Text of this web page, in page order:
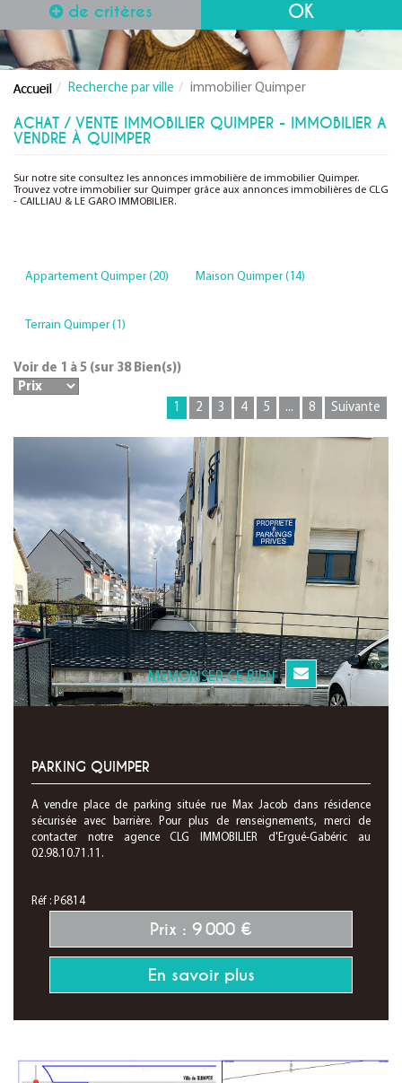
de critères
Recherche par ville immobilier Quimper
ACHAT / VENTE IMMOBILIER QUIMPER - IMMOBILIER A
VENDRE À QUIMPER
Sur notre site consultez les annonces immobilière de immobilier Quimper.
Trouvez votre immobilier sur Quimper grâce aux annonces immobilières de CLG
- CAILLIAU & LE GARO IMMOBILIER.
Appartement Quimper (20) Maison Quimper (14)
Terrain Quimper (1)
Voir de 1 à 5 (sur 38Bien(s))
1 2 3 4 5 ... 8 Suivante
MEMORISER CE BIEN
PARKING QUIMPER
A vendre place de parking située rue Max Jacob dans résidence
sécurisée avec barrière. Pour plus de renseignements, merci de
contacter notre agence CLG IMMOBILIER d'Ergué-Gabéric au
02.98.10.71.11.
Réf : P6814
Prix : 9 000 €
En savoir plus